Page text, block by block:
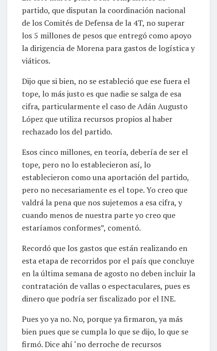
partido, que disputan la coordinación nacional
de los Comités de Defensa de la 4T, no superar
los 5 millones de pesos que entregó como apoyo
la dirigencia de Morena para gastos de logística y
viáticos.
Dijo que si bien, no se estableció que ese fuera el
tope, lo más justo es que nadie se salga de esa
cifra, particularmente el caso de Adán Augusto
López que utiliza recursos propios al haber
rechazado los del partido.
Esos cinco millones, en teoría, debería de ser el
tope, pero no lo establecieron así, lo
establecieron como una aportación del partido,
pero no necesariamente es el tope. Yo creo que
valdrá la pena que nos sujetemos a esa cifra, y
cuando menos de nuestra parte yo creo que
estaríamos conformes”, comentó.
Recordó que los gastos que están realizando en
esta etapa de recorridos por el país que concluye
en la última semana de agosto no deben incluir la
contratación de vallas o espectaculares, pues es
dinero que podría ser fiscalizado por el INE.
Pues yo ya no. No, porque ya firmaron, ya más
bien pues que se cumpla lo que se dijo, lo que se
firmó. Dice ahí ‘no derroche de recursos